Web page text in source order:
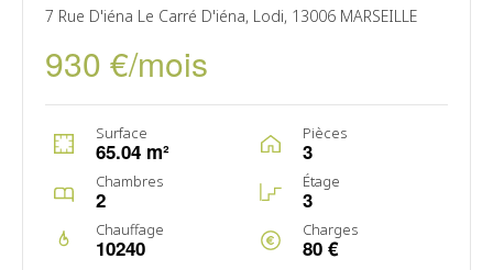
7 Rue D'iéna Le Carré D'iéna, Lodi, 13006 MARSEILLE
930 €/mois
Surface
65.04 m²
Pièces
3
Chambres
2
Étage
3
Chauffage
10240
Charges
80 €